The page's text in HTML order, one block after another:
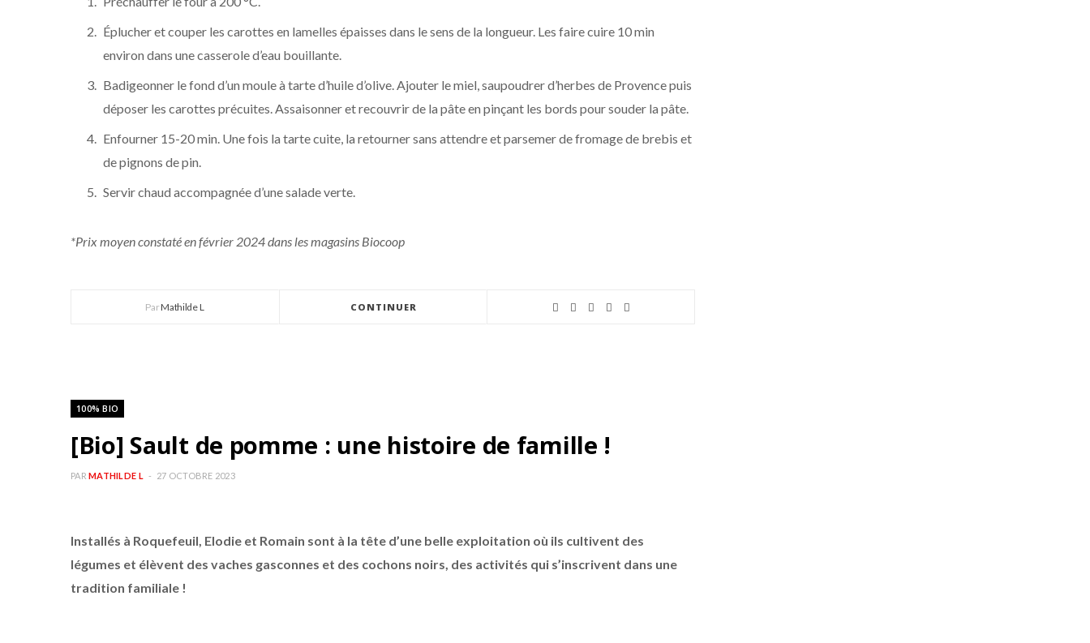
Éplucher et couper les carottes en lamelles épaisses dans le sens de la longueur. Les faire cuire 10 min
environ dans une casserole d’eau bouillante.
Badigeonner le fond d’un moule à tarte d’huile d’olive. Ajouter le miel, saupoudrer d’herbes de Provence puis
déposer les carottes précuites. Assaisonner et recouvrir de la pâte en pinçant les bords pour souder la pâte.
Enfourner 15-20 min. Une fois la tarte cuite, la retourner sans attendre et parsemer de fromage de brebis et
de pignons de pin.
Servir chaud accompagnée d’une salade verte.
*Prix moyen constaté en février 2024 dans les magasins Biocoop
ParMathilde L CONTINUER
100% BIO
[Bio] Sault de pomme : une histoire de famille !
PAR MATHILDE L 27 OCTOBRE 2023
Installés à Roquefeuil, Elodie et Romain sont à la tête d’une belle exploitation où ils cultivent des
légumes et élèvent des vaches gasconnes et des cochons noirs, des activités qui s’inscrivent dans une
tradition familiale !